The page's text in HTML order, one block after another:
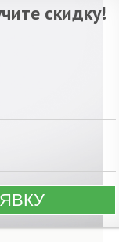
скидку!